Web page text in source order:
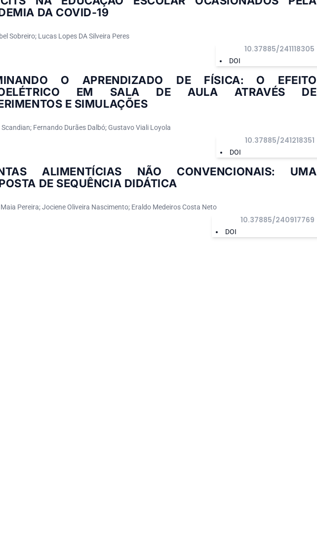
DA COVID-19
Sobreiro; Lucas Lopes DA Silveira Peres
DOI
10.37885/241118305
O APRENDIZADO DE FÍSICA: O EFEITO
EM SALA DE AULA ATRAVÉS DE
E SIMULAÇÕES
Fernando Durães Dalbó; Gustavo Viali Loyola
DOI
10.37885/241218351
ALIMENTÍCIAS NÃO CONVENCIONAIS: UMA
DE SEQUÊNCIA DIDÁTICA
Pereira; Jociene Oliveira Nascimento; Eraldo Medeiros Costa Neto
DOI
10.37885/240917769